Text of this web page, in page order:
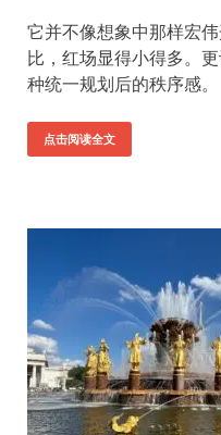
它并不像想象中那样宏
比，红场显得小得多。
种统一规划后的秩序感。
点击阅读全文